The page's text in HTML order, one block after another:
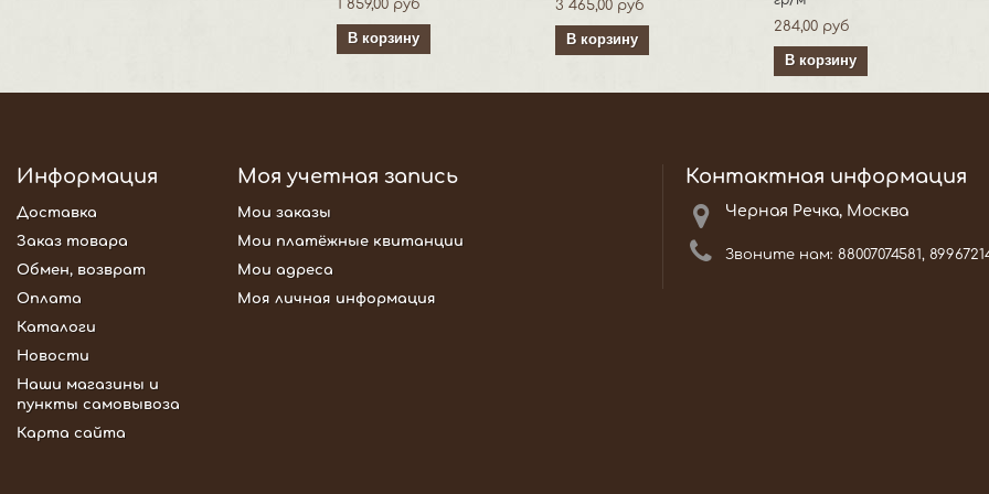
1 859,00 руб
В корзину
3 465,00 руб
В корзину
284,00 руб
В корзину
Информация
Доставка
Заказ товара
Обмен, возврат
Оплата
Каталоги
Новости
Наши магазины и
пункты самовывоза
Карта сайта
Моя учетная запись
Мои заказы
Мои платёжные квитанции
Мои адреса
Моя личная информация
Контактная информация
Черная Речка, Москва
Звоните нам: 88007074581,